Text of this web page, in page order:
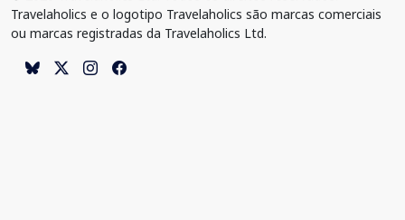
Travelaholics e o logotipo Travelaholics são marcas comerciais
ou marcas registradas da Travelaholics Ltd.